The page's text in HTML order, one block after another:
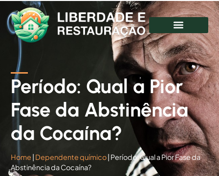
Período: Qual a Pior
Fase da Abstinência
da Cocaína?
Home | Dependente químico| Período: Qual a Pior Fase da
Abstinência da Cocaína?